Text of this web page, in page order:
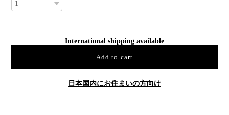
International shipping available
Add to cart
日本国内にお住まいの方向け